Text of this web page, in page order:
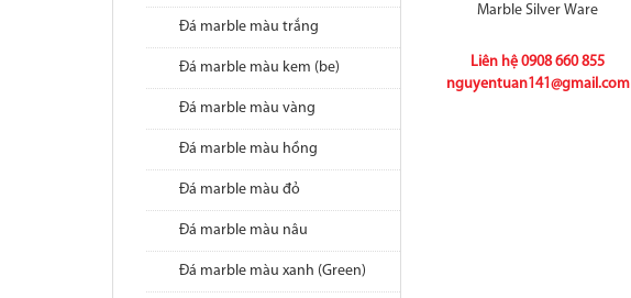
Đá marble màu trắng
Đá marble màu kem (be)
Đá marble màu vàng
Đá marble màu hồng
Đá marble màu đỏ
Đá marble màu nâu
Đá marble màu xanh (Green)
Marble Silver Ware
Liên hệ0908 660 855
nguyentuan141@gmail.com